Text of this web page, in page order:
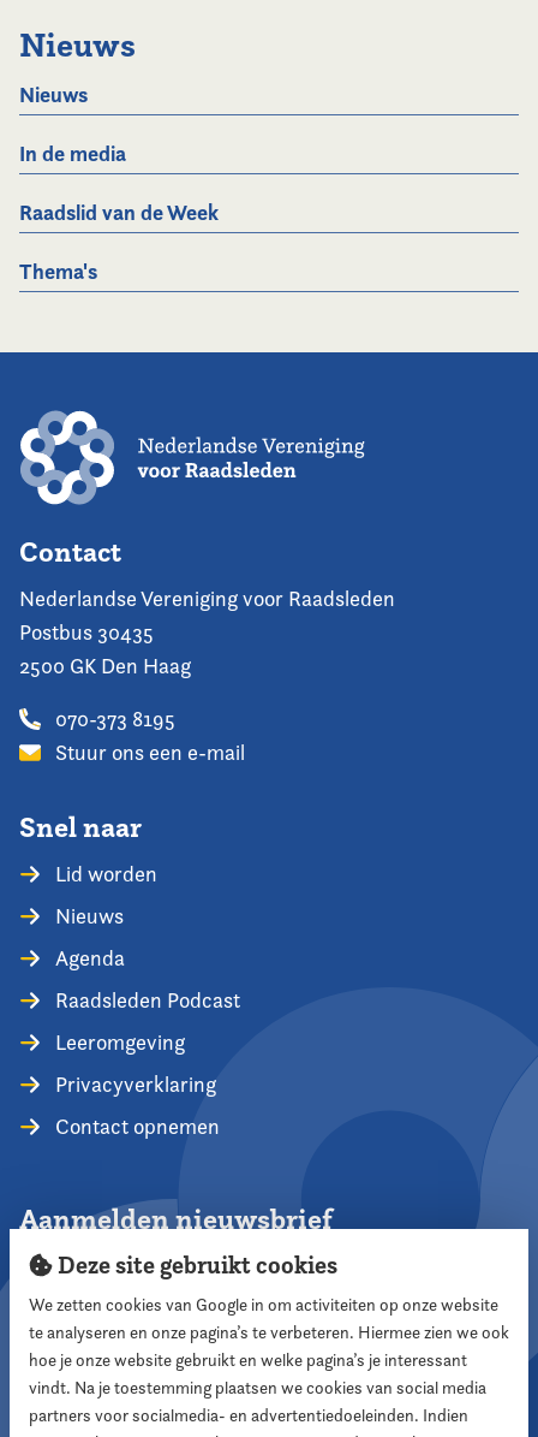
Nieuws
Nieuws
In de media
Raadslid van de Week
Thema's
Contact
Nederlandse Vereniging voor Raadsleden
Postbus 30435
2500 GK Den Haag
070-373 8195
Stuur ons een e-mail
Snel naar
Lid worden
Nieuws
Agenda
Raadsleden Podcast
Leeromgeving
Privacyverklaring
Contact opnemen
Aanmelden nieuwsbrief
Aanmelden
Volg ons
Deze site gebruikt cookies
We zetten cookies van Google in om activiteiten op onze website
te analyseren en onze pagina’s te verbeteren. Hiermee zien we ook
hoe je onze website gebruikt en welke pagina’s je interessant
vindt. Na je toestemming plaatsen we cookies van social media
partners voor socialmedia- en advertentiedoeleinden. Indien